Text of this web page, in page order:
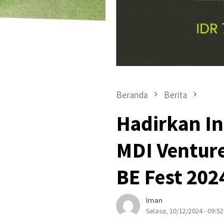
Beranda Berita
Hadirkan
MDI
BE Fest
Iman
Selasa, 10/12/2024 - 09:52